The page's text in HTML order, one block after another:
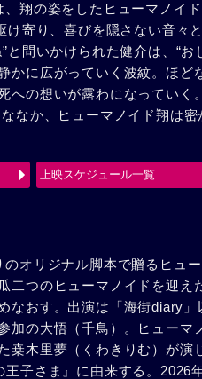
翔の姿をしたヒューマノイ
け寄り、喜びを隠さない音々
と問いかけられた健介は、“お
かに広がっていく波紋。ほど
への想いが露わになっていく
なか、ヒューマノイド翔は密
上映スケジュール一覧
オリジナル脚本で贈るヒュ
二つのヒューマノイドを迎え
なおす。出演は「海街diary」
加の大悟（千鳥）。ヒューマ
桒木里夢（くわきりむ）が演
子さま』に由来する。2026